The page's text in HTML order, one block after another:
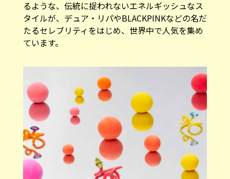
るような、伝統に捉われないエネルギッシュなス
タイルが、デュア・リパやBLACKPINKなどの名だ
たるセレブリティをはじめ、世界中で人気を集め
ています。